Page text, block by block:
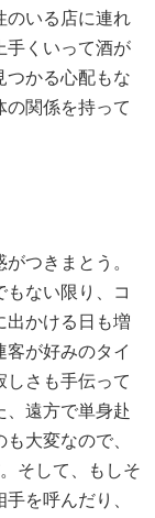
のいる店に連れ
手くいって酒が
つかる心配もな
の関係を持って
つきまとう。
ない限り、コ
出かける日も増
客が好みのタイ
しさも手伝って
、遠方で単身赴
大変なので、
そして、もしそ
を呼んだり、